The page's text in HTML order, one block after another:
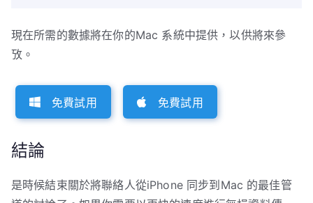
現在所需的數據將在你的Mac 系統中提供，以供將來參
攷。
免費試用 免費試用
結論
是時候結束關於將聯絡人從iPhone 同步到Mac 的最佳管